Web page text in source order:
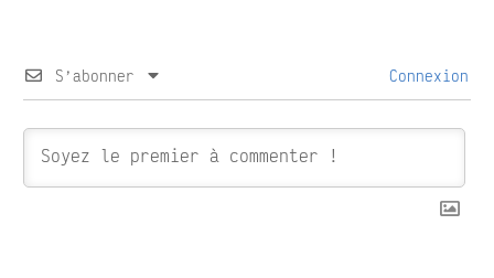
S’abonner Connexion